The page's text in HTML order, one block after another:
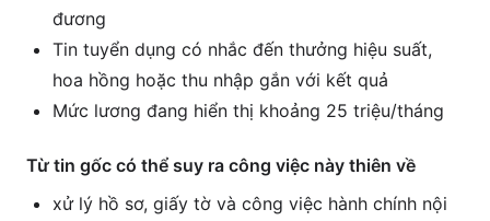
đương
Tin tuyển dụng có nhắc đến thưởng hiệu suất,
hoa hồng hoặc thu nhập gắn với kết quả
Mức lương đang hiển thị khoảng 25 triệu/tháng
Từ tin gốc có thể suy ra công việc này thiên về
xử lý hồ sơ, giấy tờ và công việc hành chính nội